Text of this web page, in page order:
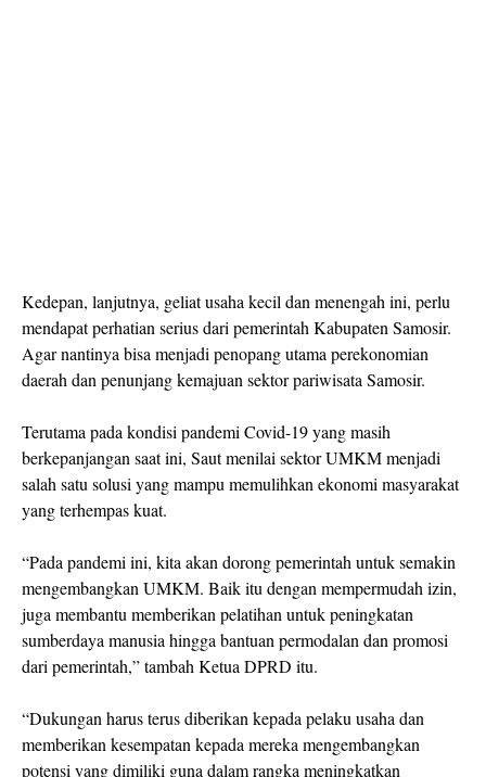
Kedepan, lanjutnya, geliat usaha kecil dan menengah ini, perlu
mendapat perhatian serius dari pemerintah Kabupaten Samosir.
Agar nantinya bisa menjadi penopang utama perekonomian
daerah dan penunjang kemajuan sektor pariwisata Samosir.
Terutama pada kondisi pandemi Covid-19 yang masih
berkepanjangan saat ini, Saut menilai sektor UMKM menjadi
salah satu solusi yang mampu memulihkan ekonomi masyarakat
yang terhempas kuat.
“Pada pandemi ini, kita akan dorong pemerintah untuk semakin
mengembangkan UMKM. Baik itu dengan mempermudah izin,
juga membantu memberikan pelatihan untuk peningkatan
sumberdaya manusia hingga bantuan permodalan dan promosi
dari pemerintah,” tambah Ketua DPRD itu.
“Dukungan harus terus diberikan kepada pelaku usaha dan
memberikan kesempatan kepada mereka mengembangkan
potensi yang dimiliki guna dalam rangka meningkatkan